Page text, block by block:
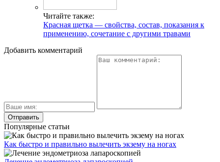
Читайте также:
Красная щетка — свойства, состав, показания к
применению, сочетание с другими травами
Добавить комментарий
Популярные статьи
Как быстро и правильно вылечить экзему на ногах